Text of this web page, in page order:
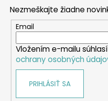
Nezmeškajte žiadne
Email
Vložením e-mailu
ochrany osobných
PRIHLÁSIŤ SA